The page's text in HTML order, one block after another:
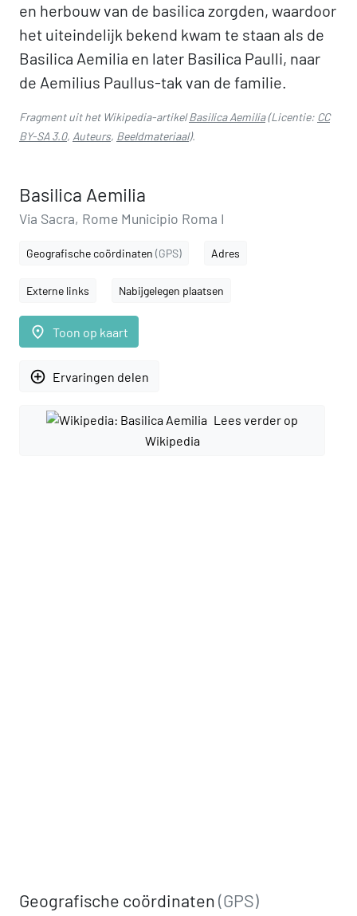
en herbouw van de basilica zorgden, waardoor
het uiteindelijk bekend kwam te staan als de
Basilica Aemilia en later Basilica Paulli, naar
de Aemilius Paullus-tak van de familie.
Fragment uit het Wikipedia-artikelBasilica Aemilia(Licentie: CC
BY-SA 3.0, Auteurs, Beeldmateriaal).
Basilica Aemilia
Via Sacra, Rome Municipio Roma I
Geografische coördinaten (GPS) Adres
Externe links Nabijgelegen plaatsen
place Toon op kaart
add_circle_outline Ervaringen delen
Lees verder op
Wikipedia
Geografische coördinaten(GPS)